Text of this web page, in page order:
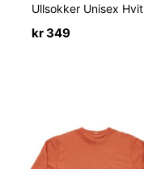
Ullsokker Unisex Hvit
kr349